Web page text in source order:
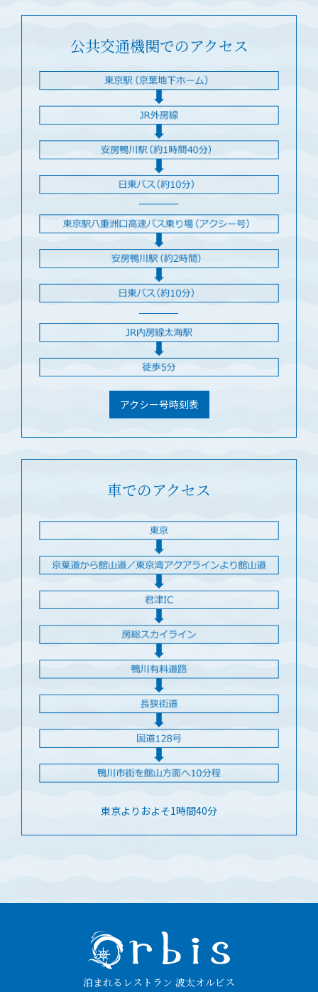
公共交通機関でのアクセス
アクシー号時刻表
車でのアクセス
東京よりおよそ1時間40分
泊まれるレストラン 波太オルビス